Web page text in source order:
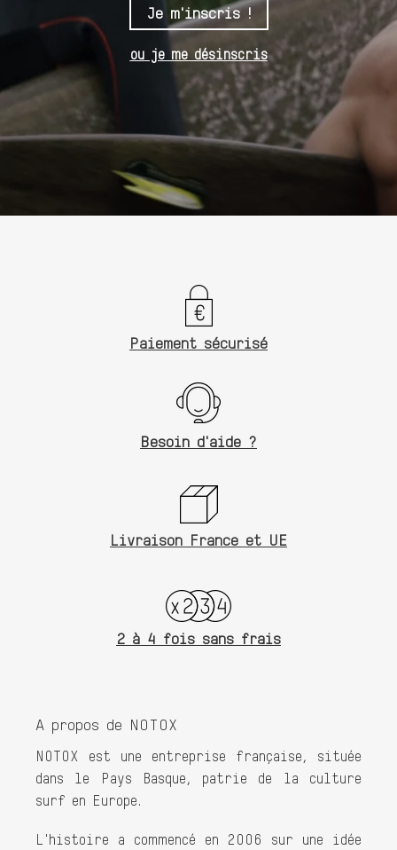
Je m'inscris !
ou je me désinscris
Paiement sécurisé
Besoin d'aide ?
Livraison France et UE
2 à 4 fois sans frais
A propos de NOTOX
NOTOX est une entreprise française, située
dans le Pays Basque, patrie de la culture
surf en Europe.
L'histoire a commencé en 2006 sur une idée